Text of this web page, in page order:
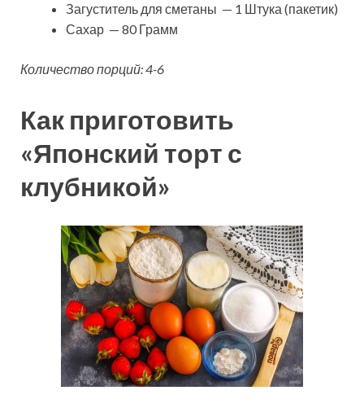
Загуститель для сметаны — 1 Штука (пакетик)
Сахар — 80 Грамм
Количество порций: 4-6
Как приготовить
«Японский торт с
клубникой»